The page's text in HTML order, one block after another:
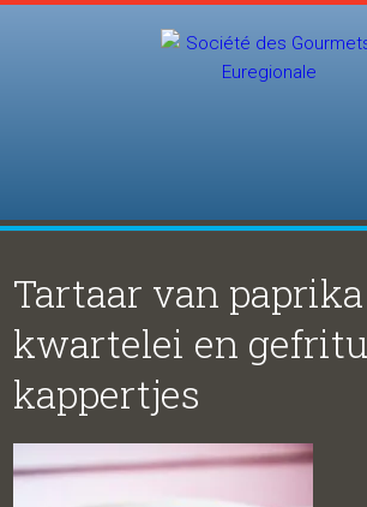
Tartaar van
kwartelei en
kappertjes